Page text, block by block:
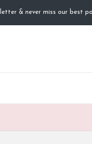
& never miss our best